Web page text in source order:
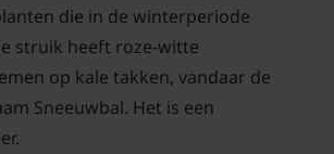
die in de winterperiode
struik heeft roze-witte
op kale takken, vandaar de
Sneeuwbal. Het is een